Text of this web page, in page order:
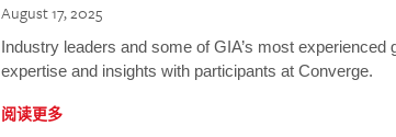
August 17, 2025
Industry leaders and some of GIA’s most
expertise and insights with participants at Converge.
阅读更多